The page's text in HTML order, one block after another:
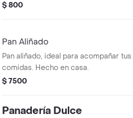
$ 800
Pan Aliñado
Pan aliñado, ideal para acompañar tus
comidas. Hecho en casa.
$ 7500
Panadería Dulce